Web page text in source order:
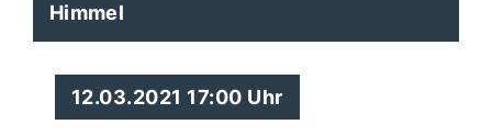
Himmel
12.03.2021 17:00 Uhr